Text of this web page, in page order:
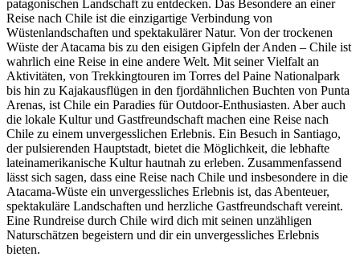
patagonischen Landschaft zu entdecken. Das Besondere an einer
Reise nach Chile ist die einzigartige Verbindung von
Wüstenlandschaften und spektakulärer Natur. Von der trockenen
Wüste der Atacama bis zu den eisigen Gipfeln der Anden – Chile ist
wahrlich eine Reise in eine andere Welt. Mit seiner Vielfalt an
Aktivitäten, von Trekkingtouren im Torres del Paine Nationalpark
bis hin zu Kajakausflügen in den fjordähnlichen Buchten von Punta
Arenas, ist Chile ein Paradies für Outdoor-Enthusiasten. Aber auch
die lokale Kultur und Gastfreundschaft machen eine Reise nach
Chile zu einem unvergesslichen Erlebnis. Ein Besuch in Santiago,
der pulsierenden Hauptstadt, bietet die Möglichkeit, die lebhafte
lateinamerikanische Kultur hautnah zu erleben. Zusammenfassend
lässt sich sagen, dass eine Reise nach Chile und insbesondere in die
Atacama-Wüste ein unvergessliches Erlebnis ist, das Abenteuer,
spektakuläre Landschaften und herzliche Gastfreundschaft vereint.
Eine Rundreise durch Chile wird dich mit seinen unzähligen
Naturschätzen begeistern und dir ein unvergessliches Erlebnis
bieten.